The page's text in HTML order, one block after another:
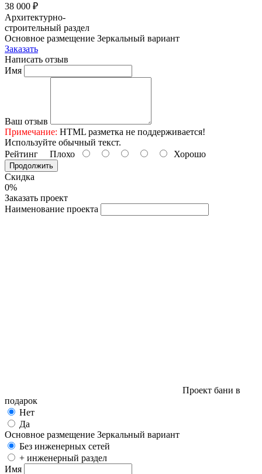
38 000 ₽
Архитектурно-
строительный раздел
Основное размещение Зеркальный вариант
Заказать
Написать отзыв
Имя
Ваш отзыв
Примечание: HTML разметка не поддерживается!
Используйте обычный текст.
Рейтинг Плохо Хорошо
Продолжить
Скидка
0%
Заказать проект
Наименование проекта
Проект бани в
подарок
Нет
Да
Основное размещение Зеркальный вариант
Без инженерных сетей
+ инженерный раздел
Имя